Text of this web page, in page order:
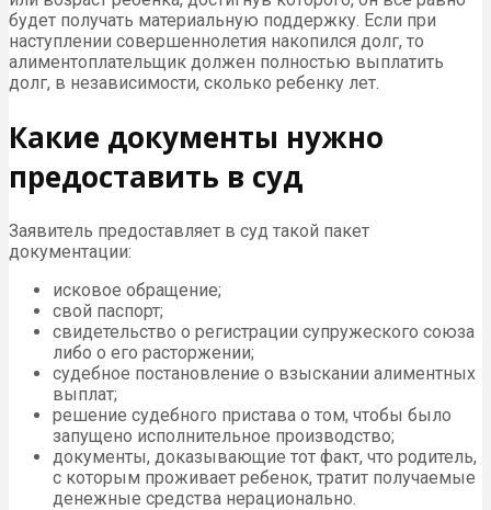
будет получать материальную поддержку. Если при
наступлении совершеннолетия накопился долг, то
алиментоплательщик должен полностью выплатить
долг, в независимости, сколько ребенку лет.
Какие документы нужно
предоставить в суд
Заявитель предоставляет в суд такой пакет
документации:
исковое обращение;
свой паспорт;
свидетельство о регистрации супружеского союза
либо о его расторжении;
судебное постановление о взыскании алиментных
выплат;
решение судебного пристава о том, чтобы было
запущено исполнительное производство;
документы, доказывающие тот факт, что родитель,
с которым проживает ребенок, тратит получаемые
денежные средства нерационально.